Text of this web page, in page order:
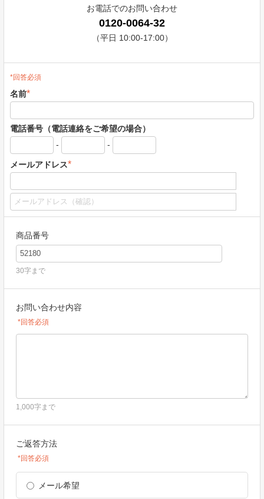
お電話でのお問い合わせ
0120-0064-32
（平日 10:00-17:00）
*回答必須
名前*
電話番号（電話連絡をご希望の場合）
-
-
メールアドレス*
商品番号
30字まで
お問い合わせ内容
*回答必須
1,000字まで
ご返答方法
*回答必須
メール希望